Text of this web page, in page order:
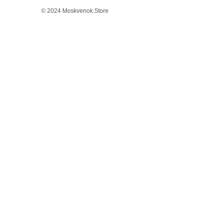
© 2024 Moskvenok.Store